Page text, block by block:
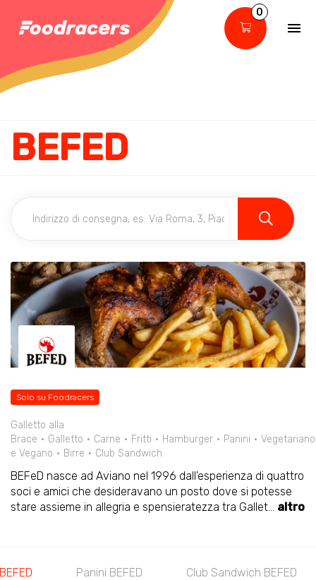
0
BEFED
Solo su Foodracers
Galletto alla
Brace
Galletto Carne Fritti Hamburger Panini
Vegetariano
e Vegano
Birre Club Sandwich
BEFeD nasce ad Aviano nel 1996 dall'esperienza di quattro
soci e amici che desideravano un posto dove si potesse
stare assieme in allegria e spensieratezza tra Gallet... altro
Panini BEFED Club Sandwich BEFED